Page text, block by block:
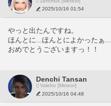
2025/10/16 01:54
やっと出たんですね。
ほんとに...ほんとによかったぁ...
おめでとうございますっ！！
Denchi Tansan
Valefor [Meteor]
2025/10/16 04:48